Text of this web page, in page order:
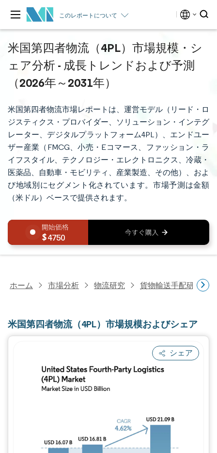
このレポートについて
米国第四者物流（4PL）市場規模・シ
ェア分析 - 成長トレンドおよび予測
（2026年～2031年）
米国第四者物流市場レポートは、運営モデル（リード・ロ
ジスティクス・プロバイダー、ソリューション・インテグ
レーター、デジタルプラットフォーム4PL）、エンドユー
ザー産業（FMCG、小売・Eコマース、ファッション・ラ
イフスタイル、テクノロジー・エレクトロニクス、冷蔵・
医薬品、自動車・モビリティ、産業製造、その他）、およ
び地域別にセグメント化されています。市場予測は金額
（米ドル）ベースで提供されます。
4750
ホーム 市場分析 物流研究 貨物輸送手配研究
米国第四者物流（4PL）市場規模およびシェア
シェア